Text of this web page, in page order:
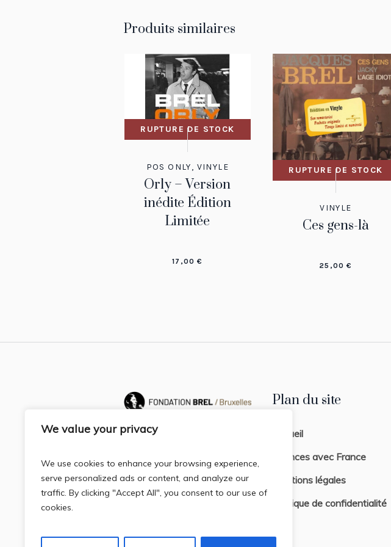
We value your privacy
We use cookies to enhance your browsing experience,
serve personalized ads or content, and analyze our
traffic. By clicking "Accept All", you consent to our use of
cookies.
Produits similaires
RUPTURE DE STOCK
POS ONLY, VINYLE
Orly – Version
inédite Édition
Limitée
17,00 €
RUPTURE DE STOCK
VINYLE
Ces gens-là
25,00 €
Plan du site
Accueil
Séances avec France
Mentions légales
Politique de confidentialité